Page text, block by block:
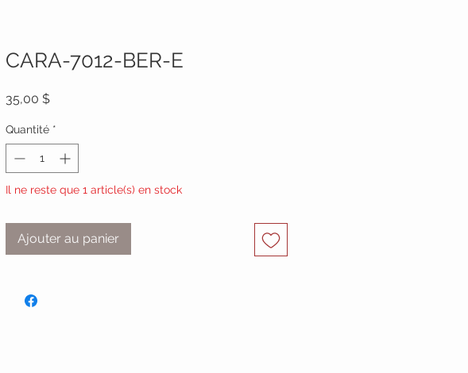
CARA-7012-BER-E
35,00 $Prix
Quantité *
Il ne reste que 1 article(s) en stock
Ajouter au panier